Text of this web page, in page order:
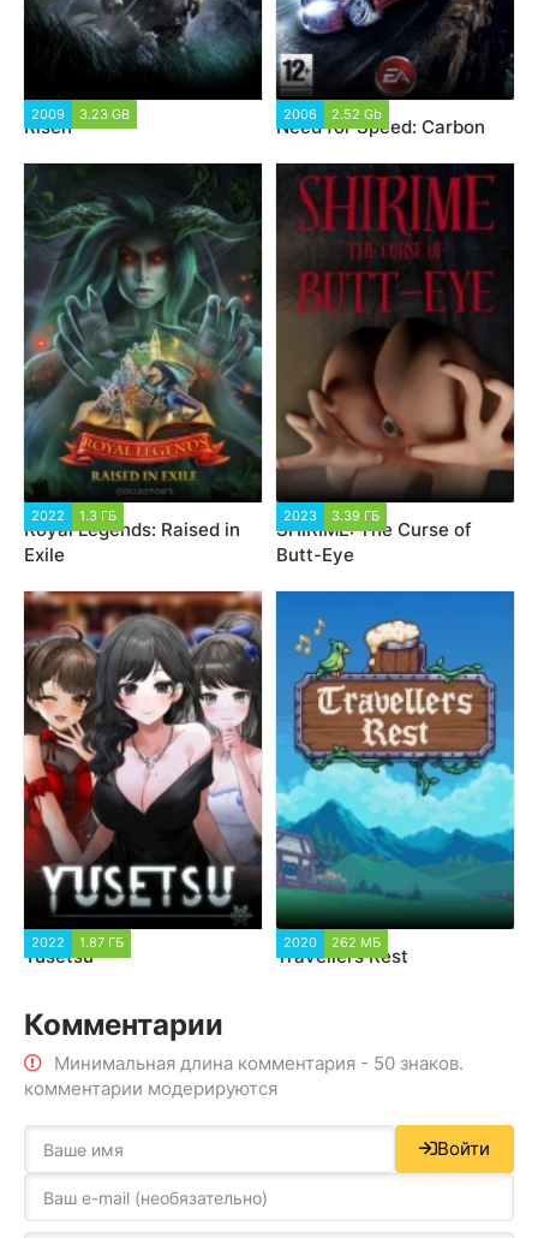
2009 3.23 GB
Risen
2006 2.52 Gb
Need for Speed: Carbon
2022 1.3 ГБ
Royal Legends: Raised in
Exile
2023 3.39 ГБ
SHIRIME: The Curse of
Butt-Eye
2022 1.87 ГБ
Yusetsu
2020 262 МБ
Travellers Rest
Комментарии
Минимальная длина комментария - 50 знаков.
комментарии модерируются
Войти